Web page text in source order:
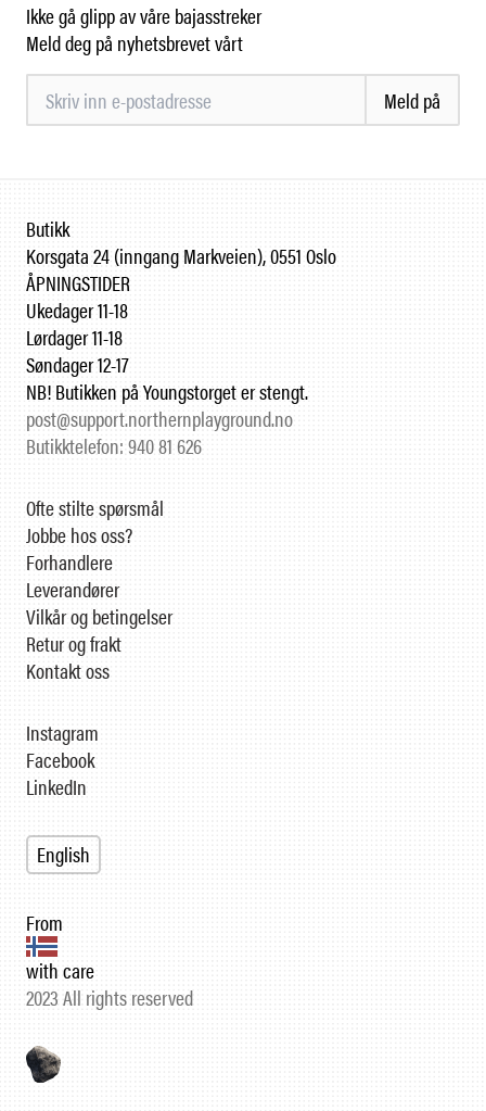
Ikke gå glipp av våre bajasstreker
Meld deg på nyhetsbrevet vårt
Meld på
Butikk
Korsgata 24 (inngang Markveien), 0551 Oslo
ÅPNINGSTIDER
Ukedager 11-18
Lørdager 11-18
Søndager 12-17
NB! Butikken på Youngstorget er stengt.
post@support.northernplayground.no
Butikktelefon: 940 81 626
Ofte stilte spørsmål
Jobbe hos oss?
Forhandlere
Leverandører
Vilkår og betingelser
Retur og frakt
Kontakt oss
From
with care
2023 All rights reserved
Instagram
Facebook
LinkedIn
English